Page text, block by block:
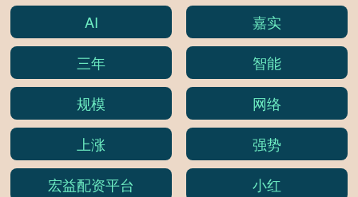
AI
嘉实
三年
智能
规模
网络
上涨
强势
宏益配资平台
小红